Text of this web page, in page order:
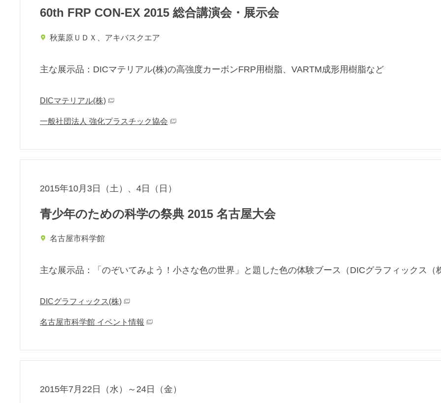
60th FRP CON-EX 2015 総合講演会・展示会
秋葉原ＵＤＸ、アキバスクエア
主な展⽰品：DICマテリアル(株)の高強度カーボンFRP用樹脂、VARTM成形用樹脂など
DICマテリアル(株)
一般社団法人 強化プラスチック協会
2015年10月3日（土）、4日（日）
青少年のための科学の祭典 2015 名古屋大会
名古屋市科学館
主な展⽰品：「のぞいてみよう！小さな色の世界」と題した色の体験ブース（DICグラフィックス（
DICグラフィックス(株)
名古屋市科学館 イベント情報
2015年7月22日（水）～24日（金）